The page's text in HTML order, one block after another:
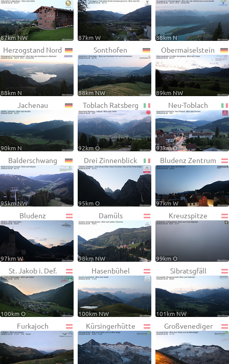
87km NW 87km W 88km N
Herzogstand Nord
88km N
Sonthofen
88km NW
Obermaiselstein
89km NW
Jachenau
90km N
Toblach Ratsberg
92km O
Neu-Toblach
93km O
Balderschwang
95km NW
Drei Zinnenblick
95km O
Bludenz Zentrum
97km W
Bludenz
97km W
Damüls
98km NW
Kreuzspitze
99km O
St. Jakob i. Def.
100km O
Hasenbühel
100km NW
Sibratsgfäll
101km NW
Furkajoch Kürsingerhütte Großvenediger